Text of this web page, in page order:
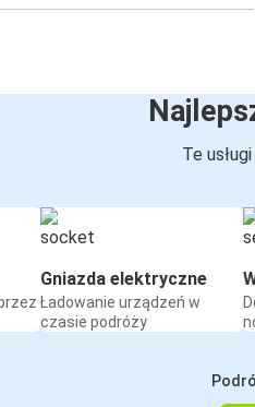
Te
Gniazda elektryczne
Ładowanie urządzeń w
czasie podróży